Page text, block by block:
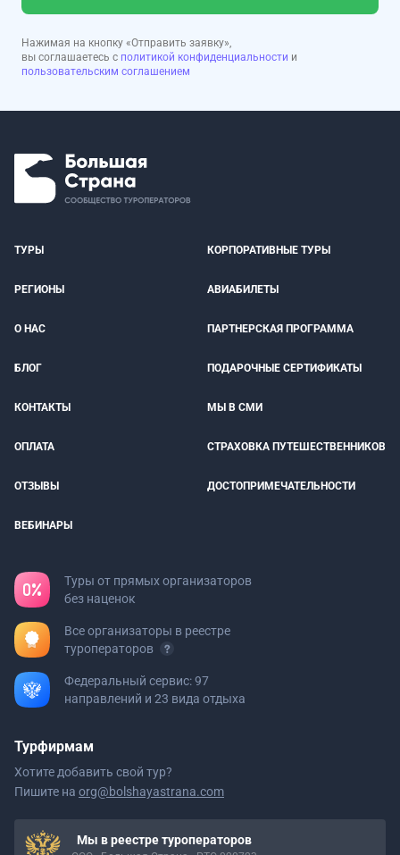
Нажимая на кнопку «Отправить заявку»,
вы соглашаетесь с политикой конфиденциальности и
пользовательским соглашением
ТУРЫ КОРПОРАТИВНЫЕ ТУРЫ
РЕГИОНЫ АВИАБИЛЕТЫ
О НАС ПАРТНЕРСКАЯ ПРОГРАММА
БЛОГ ПОДАРОЧНЫЕ СЕРТИФИКАТЫ
КОНТАКТЫ МЫ В СМИ
ОПЛАТА СТРАХОВКА ПУТЕШЕСТВЕННИКОВ
ОТЗЫВЫ ДОСТОПРИМЕЧАТЕЛЬНОСТИ
ВЕБИНАРЫ
Туры от прямых организаторов
без наценок
Все организаторы в реестре
туроператоров
Федеральный сервис: 97
направлений и 23 вида отдыха
Турфирмам
Хотите добавить свой тур?
Пишите на org@bolshayastrana.com
Мы в реестре туроператоров